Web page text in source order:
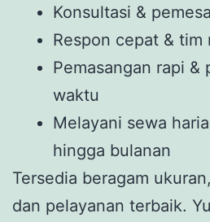
Konsultasi &
Respon cepat & tim
Pemasangan rapi &
waktu
Melayani sewa
hingga bulanan
Tersedia beragam
dan pelayanan terbaik.